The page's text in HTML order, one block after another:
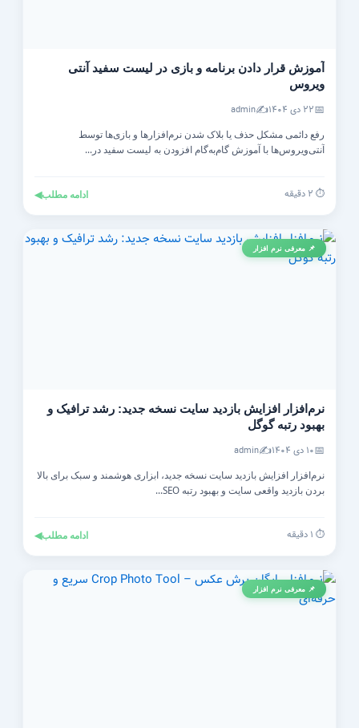
آموزش قرار دادن برنامه و بازی در لیست سفید آنتی‌
ویروس
📅۲۲ دی ۱۴۰۴ ✍️
admin
رفع دائمی مشکل حذف یا بلاک شدن نرم‌افزارها و بازی‌ها توسط
آنتی‌ویروس‌ها با آموزش گام‌به‌گام افزودن به لیست سفید در...
⏱️ ۲ دقیقه ادامه مطلب◀
📌 معرفی نرم افزار
نرم‌افزار افزایش بازدید سایت نسخه جدید: رشد ترافیک و
بهبود رتبه گوگل
📅۱۰ دی ۱۴۰۴ ✍️
admin
نرم‌افزار افزایش بازدید سایت نسخه جدید، ابزاری هوشمند و سبک برای بالا
بردن بازدید واقعی سایت و بهبود رتبه SEO...
⏱️ ۱ دقیقه ادامه مطلب◀
📌 معرفی نرم افزار